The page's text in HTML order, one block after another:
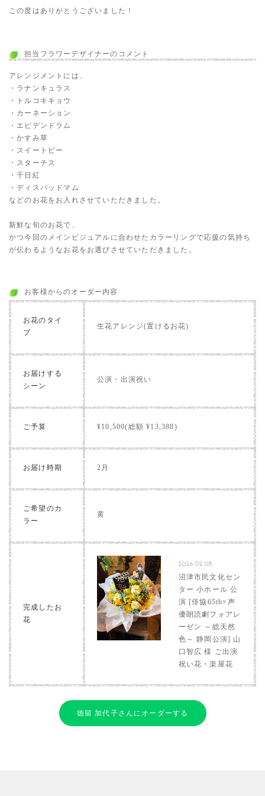
この度はありがとうございました！
担当フラワーデザイナーのコメント
アレンジメントには、
・ラナンキュラス
・トルコキキョウ
・カーネーション
・エピデンドラム
・かすみ草
・スイートピー
・スターチス
・千日紅
・ディスパッドマム
などのお花をお入れさせていただきました。
新鮮な旬のお花で、
かつ今回のメインビジュアルに合わせたカラーリングで応援の気持ち
が伝わるようなお花をお選びさせていただきました。
お客様からのオーダー内容
お花のタイ
プ
生花アレンジ(置けるお花)
お届けする
シーン
公演・出演祝い
ご予算 ¥10,500(総額 ¥13,388)
お届け時期 2月
ご希望のカ
ラー
黄
完成したお
花
2026.02.08
沼津市民文化セン
ター 小ホール 公
演 [俳協65th×声
優朗読劇フォアレ
ーゼン ～総天然
色～ 静岡公演] 山
口智広 様 ご出演
祝い花・楽屋花
徳留 加代子さんにオーダーする